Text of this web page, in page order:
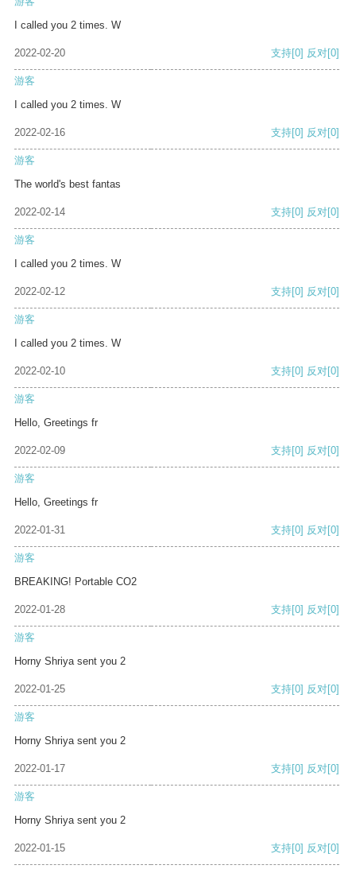
I called you 2 times. W
2022-02-20 支持[0] 反对[0]
游客
I called you 2 times. W
2022-02-16 支持[0] 反对[0]
游客
The world's best fantas
2022-02-14 支持[0] 反对[0]
游客
I called you 2 times. W
2022-02-12 支持[0] 反对[0]
游客
I called you 2 times. W
2022-02-10 支持[0] 反对[0]
游客
Hello, Greetings fr
2022-02-09 支持[0] 反对[0]
游客
Hello, Greetings fr
2022-01-31 支持[0] 反对[0]
游客
BREAKING! Portable CO2
2022-01-28 支持[0] 反对[0]
游客
Horny Shriya sent you 2
2022-01-25 支持[0] 反对[0]
游客
Horny Shriya sent you 2
2022-01-17 支持[0] 反对[0]
游客
Horny Shriya sent you 2
2022-01-15 支持[0] 反对[0]